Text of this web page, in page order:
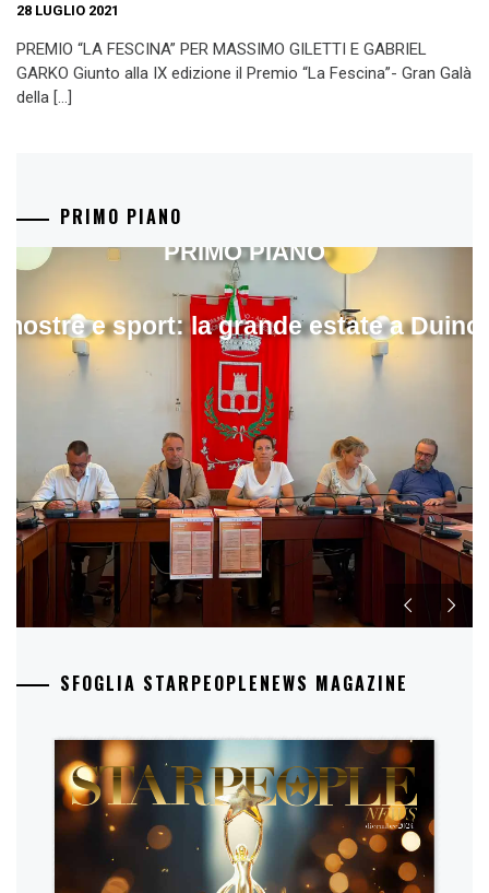
28 LUGLIO 2021
PREMIO “LA FESCINA” PER MASSIMO GILETTI E GABRIEL
GARKO Giunto alla IX edizione il Premio “La Fescina”- Gran Galà
della […]
PRIMO PIANO
e sport: la grande estate a
PRIMO PIANO
SFOGLIA STARPEOPLENEWS MAGAZINE